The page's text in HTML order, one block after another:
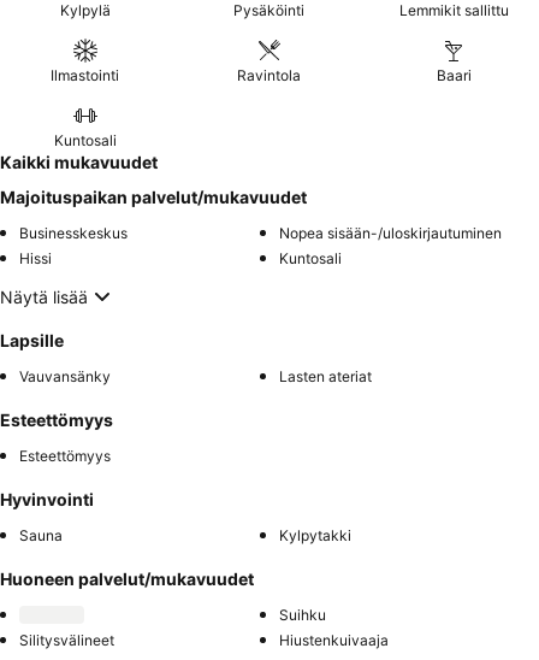
Kylpylä Pysäköinti Lemmikit sallittu
Ilmastointi Ravintola Baari
Kuntosali
Kaikki mukavuudet
Majoituspaikan palvelut/mukavuudet
Businesskeskus
Nopea sisään-/uloskirjautuminen
Hissi
Kuntosali
Näytä lisää
Lapsille
Vauvansänky Lasten ateriat
Esteettömyys
Esteettömyys
Hyvinvointi
Sauna Kylpytakki
Huoneen palvelut/mukavuudet
Suihku
Silitysvälineet
Hiustenkuivaaja